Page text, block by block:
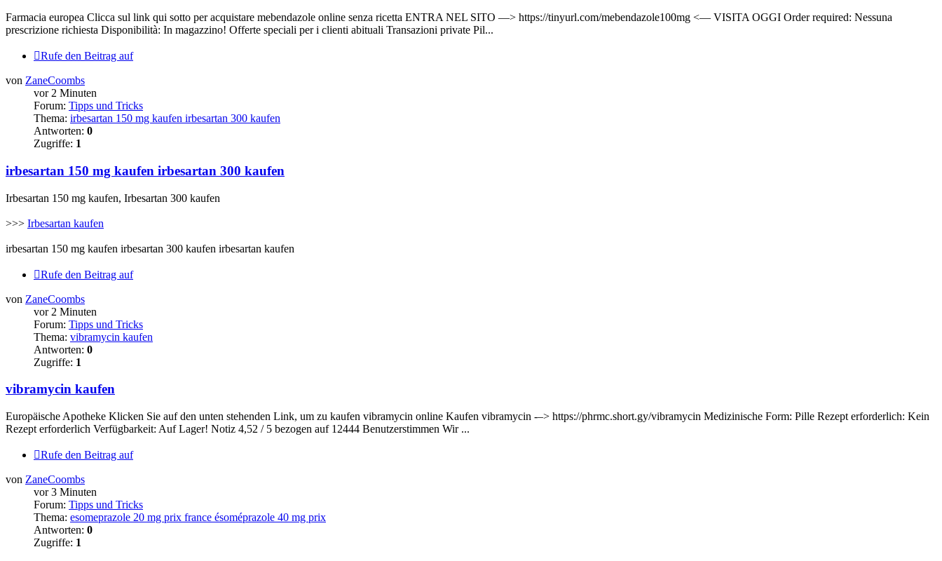
Farmacia europea Clicca sul link qui sotto per acquistare mebendazole online senza ricetta ENTRA NEL SITO —> https://tinyurl.com/mebendazole100mg <— VISITA OGGI Order required: Nessuna
prescrizione richiesta Disponibilità: In magazzino! Offerte speciali per i clienti abituali Transazioni private Pil...
Rufe den Beitrag auf
von ZaneCoombs
vor 2 Minuten
Forum: Tipps und Tricks
Thema: irbesartan 150 mg kaufen irbesartan 300 kaufen
Antworten: 0
Zugriffe: 1
irbesartan 150 mg kaufen irbesartan 300 kaufen
Irbesartan 150 mg kaufen, Irbesartan 300 kaufen
>>> Irbesartan kaufen
irbesartan 150 mg kaufen irbesartan 300 kaufen irbesartan kaufen
Rufe den Beitrag auf
von ZaneCoombs
vor 2 Minuten
Forum: Tipps und Tricks
Thema: vibramycin kaufen
Antworten: 0
Zugriffe: 1
vibramycin kaufen
Europäische Apotheke Klicken Sie auf den unten stehenden Link, um zu kaufen vibramycin online Kaufen vibramycin -–> https://phrmc.short.gy/vibramycin Medizinische Form: Pille Rezept erforderlich: Kein
Rezept erforderlich Verfügbarkeit: Auf Lager! Notiz 4,52 / 5 bezogen auf 12444 Benutzerstimmen Wir ...
Rufe den Beitrag auf
von ZaneCoombs
vor 3 Minuten
Forum: Tipps und Tricks
Thema: esomeprazole 20 mg prix france ésoméprazole 40 mg prix
Antworten: 0
Zugriffe: 1